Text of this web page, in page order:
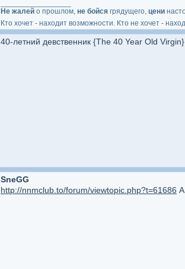
Не жалей о прошлом, не бойся грядущего, цени
Кто хочет - находит возможности. Кто не хочет -
40-летний девственник {The 40 Year Old
SneGG
http://nnmclub.to/forum/viewtopic.php?t=61686